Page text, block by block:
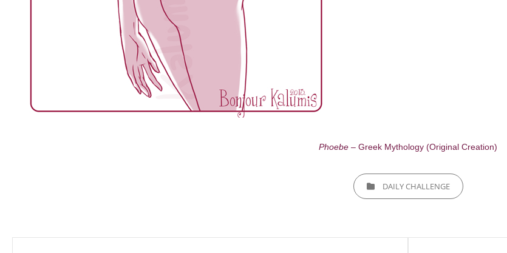
Phoebe – Greek Mythology (Original Creation)
CATEGORIESDAILY CHALLENGE